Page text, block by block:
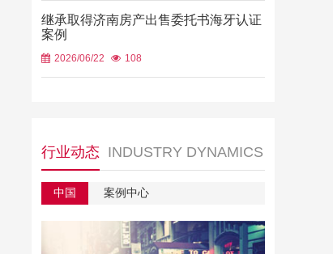
继承取得济南房产出售委托书海牙认证
案例
2026/06/22 108
行业动态 INDUSTRY DYNAMICS
中国 案例中心